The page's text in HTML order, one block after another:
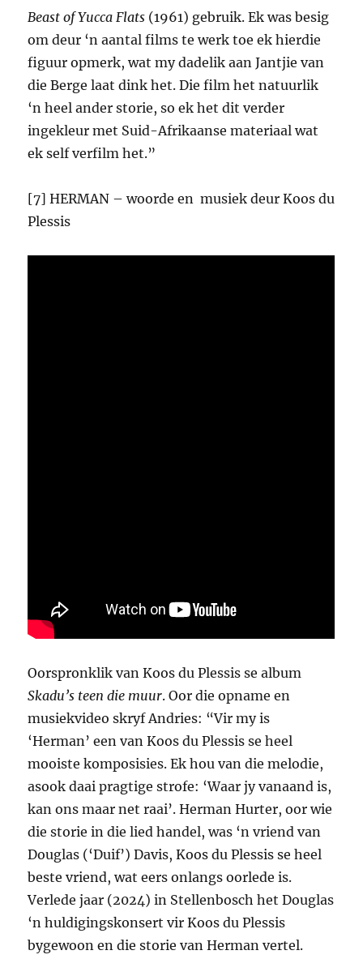
Beast of Yucca Flats (1961) gebruik. Ek was besig
om deur ‘n aantal films te werk toe ek hierdie
figuur opmerk, wat my dadelik aan Jantjie van
die Berge laat dink het. Die film het natuurlik
‘n heel ander storie, so ek het dit verder
ingekleur met Suid-Afrikaanse materiaal wat
ek self verfilm het.”
[7] HERMAN – woorde en musiek deur Koos du
Plessis
Oorspronklik van Koos du Plessis se album
Skadu’s teen die muur. Oor die opname en
musiekvideo skryf Andries: “Vir my is
‘Herman’ een van Koos du Plessis se heel
mooiste komposisies. Ek hou van die melodie,
asook daai pragtige strofe: ‘Waar jy vanaand is,
kan ons maar net raai’. Herman Hurter, oor wie
die storie in die lied handel, was ‘n vriend van
Douglas (‘Duif’) Davis, Koos du Plessis se heel
beste vriend, wat eers onlangs oorlede is.
Verlede jaar (2024) in Stellenbosch het Douglas
‘n huldigingskonsert vir Koos du Plessis
bygewoon en die storie van Herman vertel.